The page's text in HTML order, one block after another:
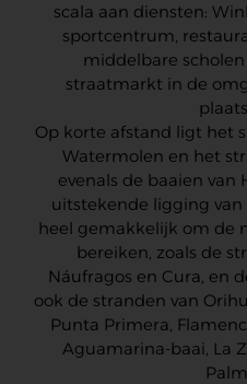
scala aan diensten:
sportcentrum,
middelbare
straatmarkt in de
Op korte afstand ligt het
Watermolen en het
evenals de baaien van
uitstekende ligging
heel gemakkelijk om de
bereiken, zoals de
Náufragos en Cura, en
ook de stranden van
Punta Primera,
Aguamarina-baai, La